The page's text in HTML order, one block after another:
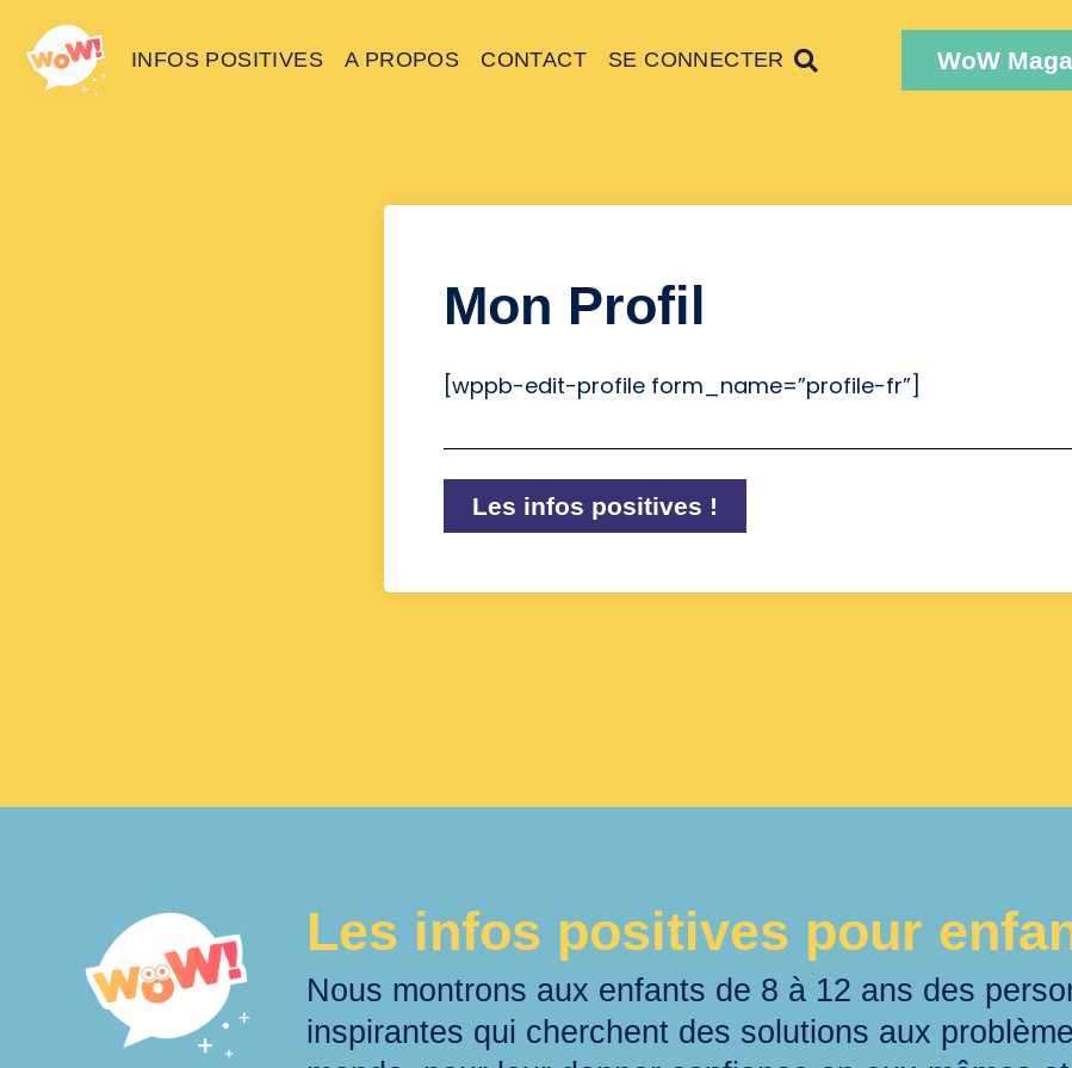
INFOS POSITIVES A PROPOS CONTACT SE CONNECTER WoW
Mon Profil
[wppb-edit-profile form_name=”profile-fr”]
Les infos positives !
Les infos positives pour
Nous montrons aux enfants de 8 à 12 ans des
inspirantes qui cherchent des solutions aux